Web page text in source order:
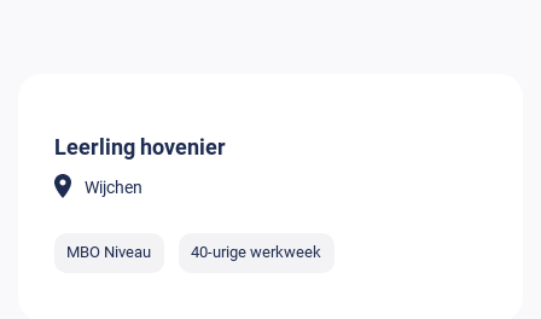
Leerling hovenier
Wijchen
MBO Niveau 40-urige werkweek